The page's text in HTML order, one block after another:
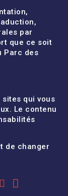
par
que ce soit
Parc des
sites qui vous
Le contenu
de changer